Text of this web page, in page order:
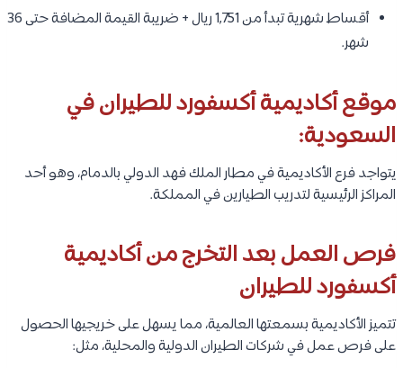
أقساط شهرية تبدأ من 1,751 ريال + ضريبة القيمة المضافة حتى 36
شهر.
موقع أكاديمية أكسفورد للطيران في
السعودية:
يتواجد فرع الأكاديمية في مطار الملك فهد الدولي بالدمام، وهو أحد
المراكز الرئيسية لتدريب الطيارين في المملكة.
فرص العمل بعد التخرج من أكاديمية
أكسفورد للطيران
تتميز الأكاديمية بسمعتها العالمية، مما يسهل على خريجيها الحصول
على فرص عمل في شركات الطيران الدولية والمحلية، مثل: